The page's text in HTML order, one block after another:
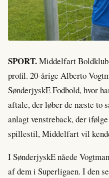
SPORT.Middelfart Boldklub
profil. 20-årige Alberto
SønderjyskE Fodbold, hvor
aftale, der løber de næste to
anlagt venstreback, der
spillestil, Middelfart vil
I SønderjyskE nåede
af dem i Superligaen. I den